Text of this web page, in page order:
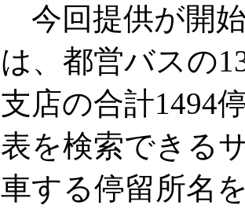
今回提供が開
は、都営バスの
支店の合計1494
表を検索できる
車する停留所名